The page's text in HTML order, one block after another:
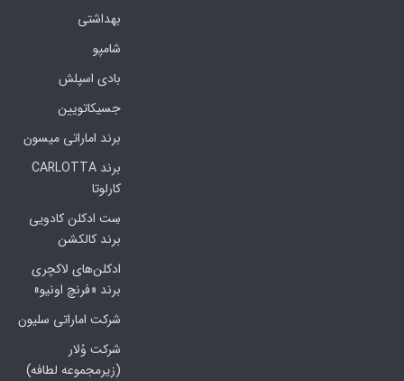
بهداشتی
شامپو
بادی اسپلش
جسیکاتویین
برند اماراتی میسون
برند CARLOTTA
کارلوتا
سِت ادکلن کادویی
برند کالکشن
ادکلن‌های لاکچری
برند «فرنچ اونیو»
شرکت اماراتی سلیون
شرکت وُلار
(زیرمجموعه لطافه)